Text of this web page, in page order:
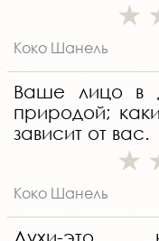
Коко Шанель
Ваше лицо в
природой;
зависит от вас.
Коко Шанель